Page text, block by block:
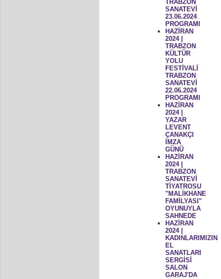
TRABZON
SANATEVİ
23.06.2024
PROGRAMI
HAZİRAN
2024 |
TRABZON
KÜLTÜR
YOLU
FESTİVALİ
TRABZON
SANATEVİ
22.06.2024
PROGRAMI
HAZİRAN
2024 |
YAZAR
LEVENT
ÇANAKÇI
İMZA
GÜNÜ
HAZİRAN
2024 |
TRABZON
SANATEVİ
TİYATROSU
"MALİKHANE
FAMİLYASI"
OYUNUYLA
SAHNEDE
HAZİRAN
2024 |
KADINLARIMIZIN
EL
SANATLARI
SERGİSİ
SALON
GARAJ'DA